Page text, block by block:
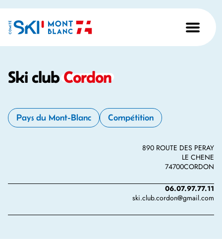
Ski clubCordon
Pays du Mont-Blanc Compétition
890 ROUTE DES PERAY
LE CHENE
74700CORDON
06.07.97.77.11
ski.club.cordon@gmail.com